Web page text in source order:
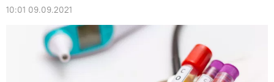
10:01 09.09.2021